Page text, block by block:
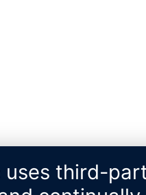
uses third-